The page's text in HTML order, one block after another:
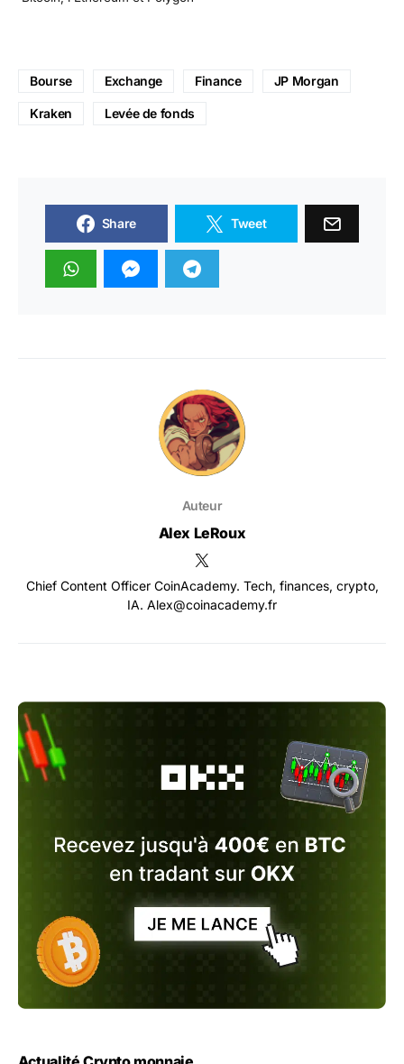
Bourse Exchange Finance JP Morgan
Kraken Levée de fonds
Share Tweet
Auteur
Alex LeRoux
Chief Content Officer CoinAcademy. Tech, finances, crypto,
IA. Alex@coinacademy.fr